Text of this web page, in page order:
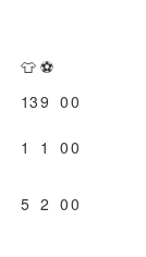
👕 ⚽
139 00
1 1 00
5 2 00